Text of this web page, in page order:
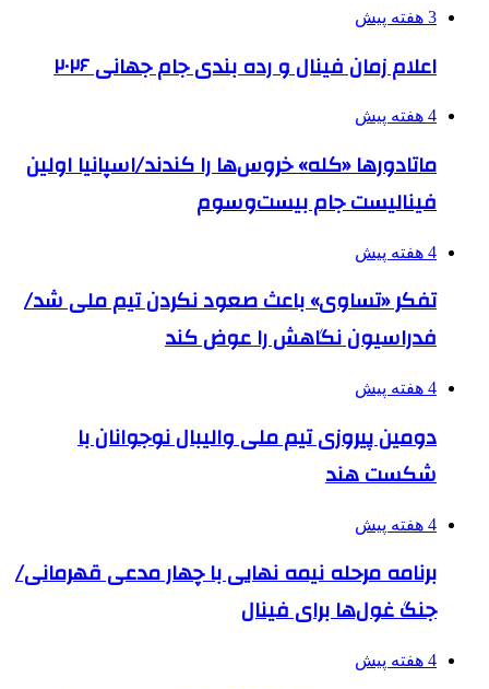
3 هفته پیش
اعلام زمان فینال و رده بندی جام جهانی ۲۰۲۶
4 هفته پیش
ماتادورها «کله» خروس‌ها را کندند/اسپانیا اولین
فینالیست جام بیست‌وسوم
4 هفته پیش
تفکر «تساوی» باعث صعود نکردن تیم ملی شد/
فدراسیون نگاهش را عوض کند
4 هفته پیش
دومین پیروزی تیم ملی والیبال نوجوانان با
شکست هند
4 هفته پیش
برنامه مرحله نیمه نهایی با چهار مدعی قهرمانی/
جنگ غول‌ها برای فینال
4 هفته پیش